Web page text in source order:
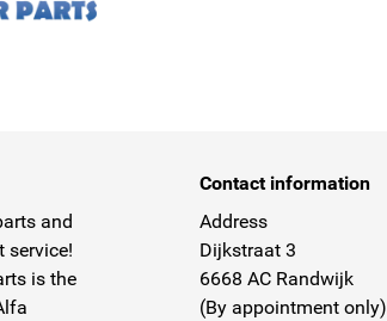
and
service!
is the
Contact information
Address
Dijkstraat 3
6668 AC Randwijk
(By appointment only)